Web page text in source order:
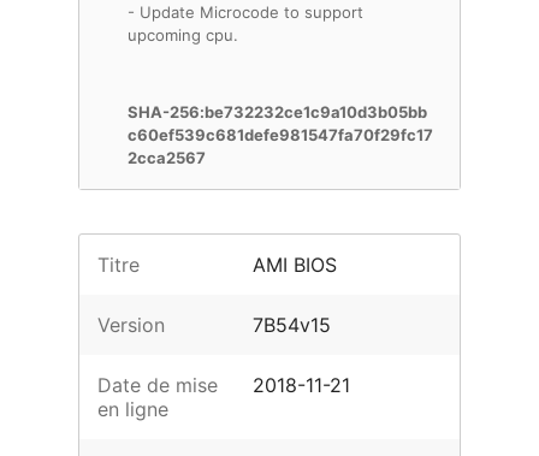
- Update Microcode to support
upcoming cpu.
SHA-256:be732232ce1c9a10d3b05bb
c60ef539c681defe981547fa70f29fc17
2cca2567
Titre AMI BIOS
Version 7B54v15
Date de mise
en ligne
2018-11-21